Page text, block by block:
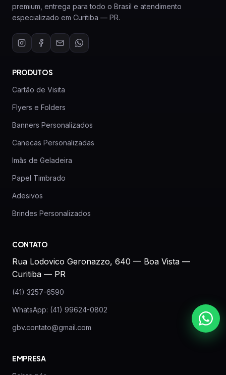
premium, entrega para todo o Brasil e atendimento
especializado em Curitiba — PR.
PRODUTOS
Cartão de Visita
Flyers e Folders
Banners Personalizados
Canecas Personalizadas
Imãs de Geladeira
Papel Timbrado
Adesivos
Brindes Personalizados
CONTATO
Rua Lodovico Geronazzo, 640 — Boa Vista —
Curitiba — PR
(41) 3257-6590
WhatsApp: (41) 99624-0802
gbv.contato@gmail.com
EMPRESA